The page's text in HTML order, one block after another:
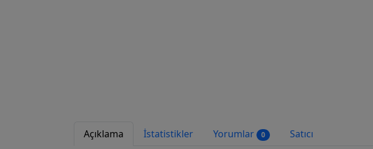
Açıklama İstatistikler Yorumlar 0 Satıcı